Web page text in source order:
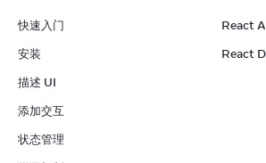
快速入门
安装
描述 UI
添加交互
状态管理
React
React